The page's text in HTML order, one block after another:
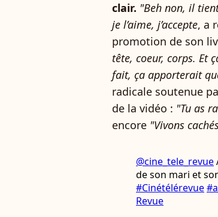
clair. "Beh non, il
je l’aime, j’accepte, a
promotion de son
tête, coeur, corps. Et
fait, ça apporterait
radicale soutenue
de la vidéo : "Tu as
encore "Vivons
@cine_tele_revue
de son mari et
#Cinétélérevue
Revue